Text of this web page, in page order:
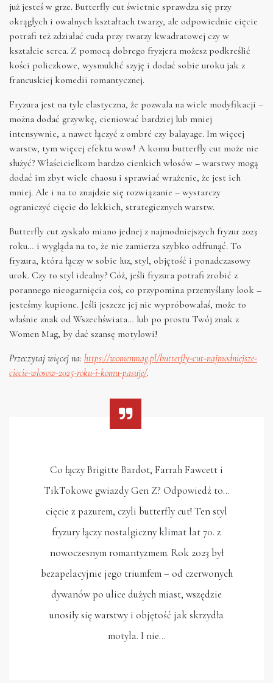
już jesteś w grze. Butterfly cut świetnie sprawdza się przy
okrągłych i owalnych kształtach twarzy, ale odpowiednie cięcie
potrafi też zdziałać cuda przy twarzy kwadratowej czy w
kształcie serca. Z pomocą dobrego fryzjera możesz podkreślić
kości policzkowe, wysmuklić szyję i dodać sobie uroku jak z
francuskiej komedii romantycznej.
Fryzura jest na tyle elastyczna, że pozwala na wiele modyfikacji –
można dodać grzywkę, cieniować bardziej lub mniej
intensywnie, a nawet łączyć z ombré czy balayage. Im więcej
warstw, tym więcej efektu wow! A komu butterfly cut może nie
służyć? Właścicielkom bardzo cienkich włosów – warstwy mogą
dodać im zbyt wiele chaosu i sprawiać wrażenie, że jest ich
mniej. Ale i na to znajdzie się rozwiązanie – wystarczy
ograniczyć cięcie do lekkich, strategicznych warstw.
Butterfly cut zyskało miano jednej z najmodniejszych fryzur 2023
roku… i wygląda na to, że nie zamierza szybko odfrunąć. To
fryzura, która łączy w sobie luz, styl, objętość i ponadczasowy
urok. Czy to styl idealny? Cóż, jeśli fryzura potrafi zrobić z
porannego nieogarnięcia coś, co przypomina przemyślany look –
jesteśmy kupione. Jeśli jeszcze jej nie wypróbowałaś, może to
właśnie znak od Wszechświata… lub po prostu Twój znak z
Women Mag, by dać szansę motylowi!
Przeczytaj więcej na: https://womenmag.pl/butterfly-cut-najmodniejsze-
ciecie-wlosow-2025-roku-i-komu-pasuje/.
Co łączy Brigitte Bardot, Farrah Fawcett i
TikTokowe gwiazdy Gen Z? Odpowiedź to…
cięcie z pazurem, czyli butterfly cut! Ten styl
fryzury łączy nostalgiczny klimat lat 70. z
nowoczesnym romantyzmem. Rok 2023 był
bezapelacyjnie jego triumfem – od czerwonych
dywanów po ulice dużych miast, wszędzie
unosiły się warstwy i objętość jak skrzydła
motyla. I nie…